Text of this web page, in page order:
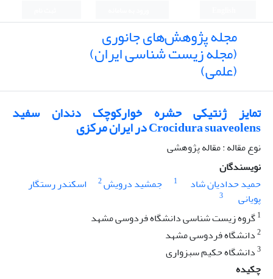
مجله پژوهش‌های جانوری
(مجله زیست شناسی ایران)
(علمی)
تمایز ژنتیکی حشره خوارکوچک دندان سفید
Crocidura suaveolens در ایران مرکزی
نوع مقاله : مقاله پژوهشی
نویسندگان
حمید حدادیان شاد
1 جمشید درویش2
اسکندر رستگار
پویانی
3
1گروه زیست شناسی دانشگاه فردوسی مشهد
2دانشگاه فردوسی مشهد
3دانشگاه حکیم سبزواری
چکیده